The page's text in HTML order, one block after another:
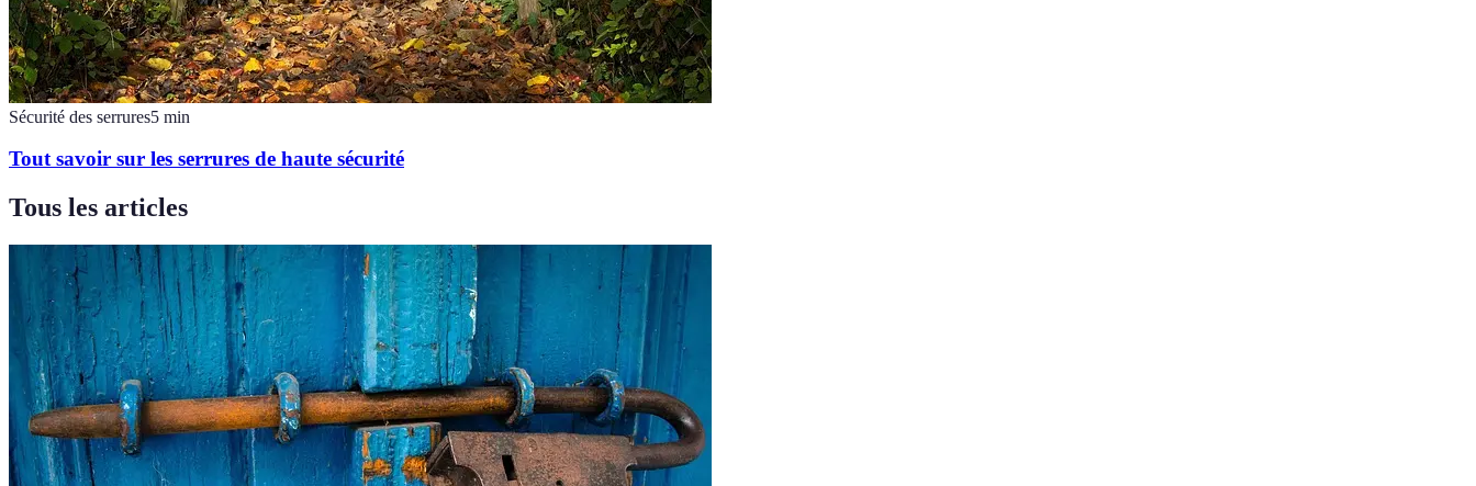
Sécurité des serrures5 min
Tout savoir sur les serrures de haute sécurité
Tous les articles